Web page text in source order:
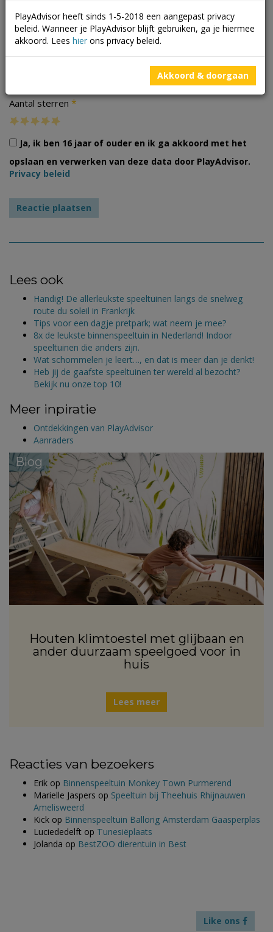
Aantal sterren *
Ja, ik ben 16 jaar of ouder en ik ga akkoord met het
opslaan en verwerken van deze data door PlayAdvisor.
Privacy beleid
Lees ook
Handig! De allerleukste speeltuinen langs de snelweg
route du soleil in Frankrijk
Tips voor een dagje pretpark; wat neem je mee?
8x de leukste binnenspeeltuin in Nederland! Indoor
speeltuinen die anders zijn.
Wat schommelen je leert…, en dat is meer dan je denkt!
Heb jij de gaafste speeltuinen ter wereld al bezocht?
Bekijk nu onze top 10!
Meer inpiratie
Ontdekkingen van PlayAdvisor
Aanraders
Blog
Houten klimtoestel met glijbaan en
ander duurzaam speelgoed voor in
huis
Lees meer
Reacties van bezoekers
Erik op Binnenspeeltuin Monkey Town Purmerend
Marielle Jaspers op Speeltuin bij Theehuis Rhijnauwen
Amelisweerd
Kick op Binnenspeeltuin Ballorig Amsterdam Gaasperplas
Luciededelft op Tunesiëplaats
Jolanda op BestZOO dierentuin in Best
Like ons
PlayAdvisor heeft sinds 1-5-2018 een aangepast privacy
beleid. Wanneer je PlayAdvisor blijft gebruiken, ga je hiermee
akkoord. Lees hier ons privacy beleid.
Akkoord & doorgaan